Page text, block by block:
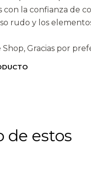
con la confianza de
rudo y los
Shop, Gracias por
de estos